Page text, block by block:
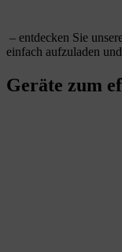
– entdecken Sie
einfach aufzuladen
Geräte zum